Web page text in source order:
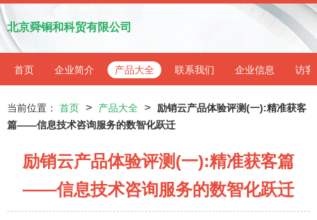
北京舜铜和科贸有限公司
首页 企业简介 产品大全 联系我们 企业信息 访客
当前位置： 首页 > 产品大全 >
励销云产品体验评测(一):精准获客
篇——信息技术咨询服务的数智化跃迁
励销云产品体验评测(一):精准获客篇
——信息技术咨询服务的数智化跃迁